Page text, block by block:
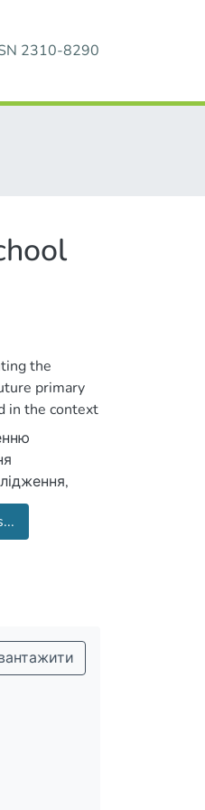
2310-8290
the
primary
in the context
школи у